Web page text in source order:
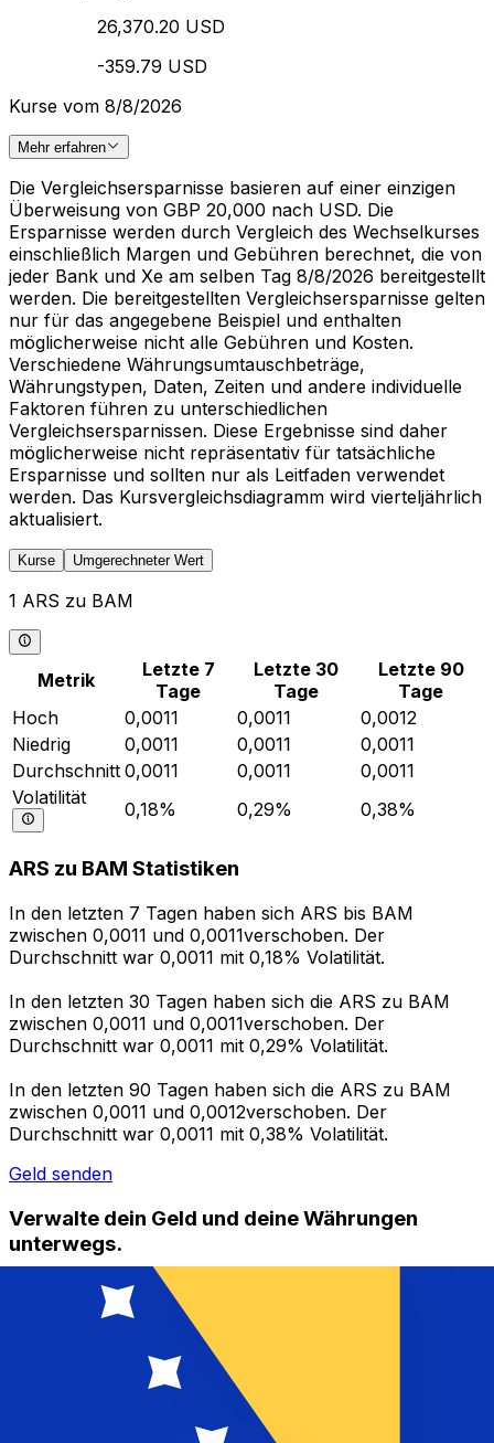
26,370.20 USD
-359.79 USD
Kurse vom 8/8/2026
Mehr erfahren
Die Vergleichsersparnisse basieren auf einer einzigen
Überweisung von GBP 20,000 nach USD. Die
Ersparnisse werden durch Vergleich des Wechselkurses
einschließlich Margen und Gebühren berechnet, die von
jeder Bank und Xe am selben Tag 8/8/2026 bereitgestellt
werden. Die bereitgestellten Vergleichsersparnisse gelten
nur für das angegebene Beispiel und enthalten
möglicherweise nicht alle Gebühren und Kosten.
Verschiedene Währungsumtauschbeträge,
Währungstypen, Daten, Zeiten und andere individuelle
Faktoren führen zu unterschiedlichen
Vergleichsersparnissen. Diese Ergebnisse sind daher
möglicherweise nicht repräsentativ für tatsächliche
Ersparnisse und sollten nur als Leitfaden verwendet
werden. Das Kursvergleichsdiagramm wird vierteljährlich
aktualisiert.
Kurse Umgerechneter Wert
1 ARS zu BAM
Metrik
Letzte 7
Tage
Letzte 30
Tage
Letzte 90
Tage
Hoch
0,0011 0,0011
0,0012
Niedrig
0,0011 0,0011
0,0011
Durchschnitt 0,0011 0,0011
0,0011
Volatilität
0,18% 0,29% 0,38%
ARS zu BAM Statistiken
In den letzten 7 Tagen haben sich ARS bis BAM
zwischen 0,0011 und 0,0011verschoben. Der
Durchschnitt war 0,0011 mit 0,18% Volatilität.
In den letzten 30 Tagen haben sich die ARS zu BAM
zwischen 0,0011 und 0,0011verschoben. Der
Durchschnitt war 0,0011 mit 0,29% Volatilität.
In den letzten 90 Tagen haben sich die ARS zu BAM
zwischen 0,0011 und 0,0012verschoben. Der
Durchschnitt war 0,0011 mit 0,38% Volatilität.
Geld senden
Verwalte dein Geld und deine Währungen
unterwegs.
Die Xe-App bietet alles, was du für globale Geldtransfers
und Währungsmanagement benötigst. Währungen
umrechnen, Kursbenachrichtigungen einrichten und
Geld ins Ausland überweisen, ohne versteckte
Gebühren. Heute herunterladen!